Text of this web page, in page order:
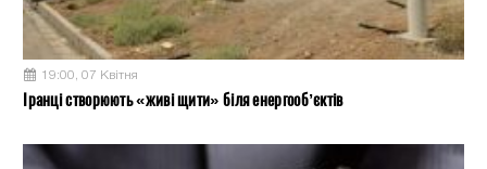
19:00, 07 Квітня
Іранці створюють «живі щити» біля енергооб’єктів